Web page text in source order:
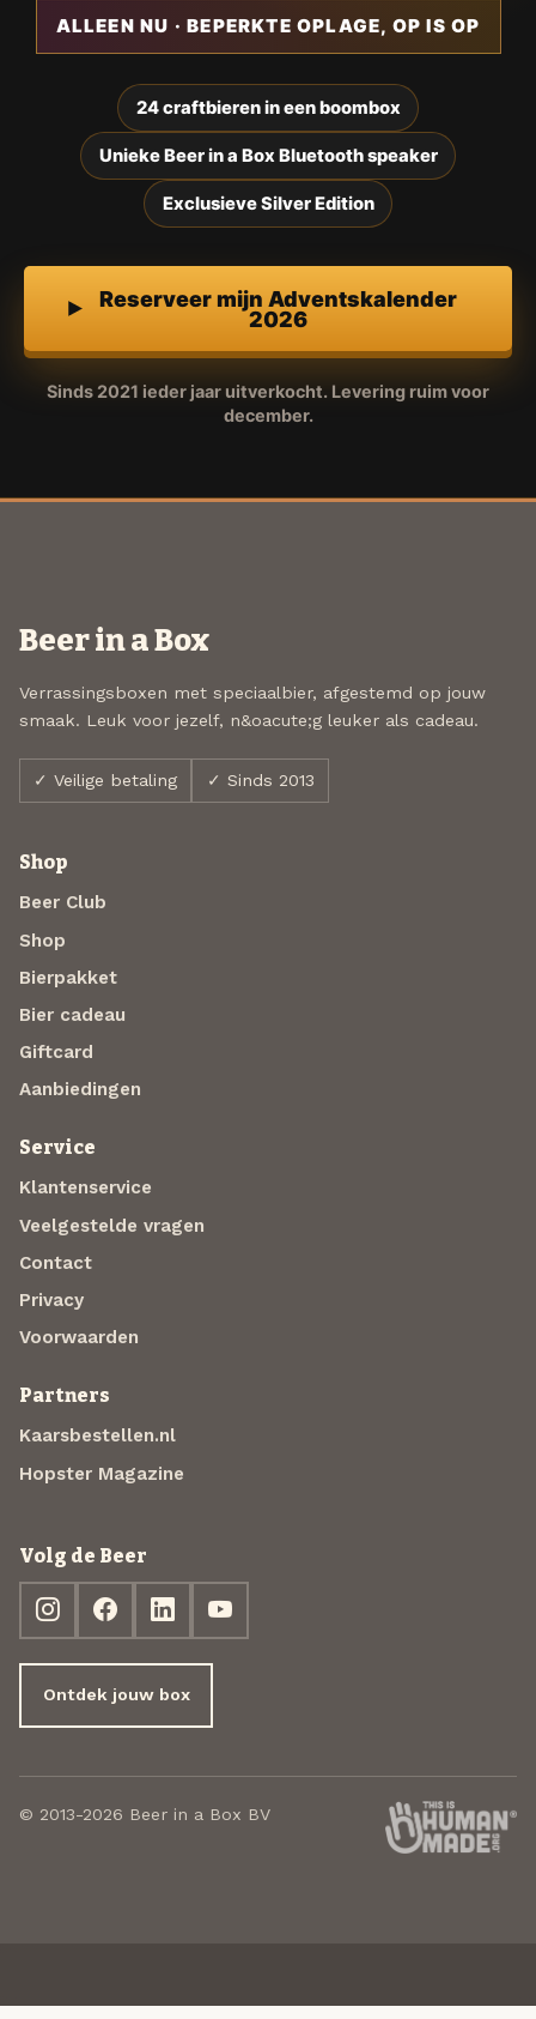
ALLEEN NU · BEPERKTE OPLAGE, OP IS OP
24 craftbieren in een boombox
Unieke Beer in a Box Bluetooth speaker
Exclusieve Silver Edition
Reserveer mijn Adventskalender
2026
Sinds 2021 ieder jaar uitverkocht. Levering ruim voor
december.
Beer in a Box
Verrassingsboxen met speciaalbier, afgestemd op jouw
smaak. Leuk voor jezelf, n&oacute;g leuker als cadeau.
✓ Veilige betaling ✓ Sinds 2013
Shop
Beer Club
Shop
Bierpakket
Bier cadeau
Giftcard
Aanbiedingen
Service
Klantenservice
Veelgestelde vragen
Contact
Privacy
Voorwaarden
Partners
Kaarsbestellen.nl
Hopster Magazine
Volg de Beer
Ontdek jouw box
© 2013-2026 Beer in a Box BV